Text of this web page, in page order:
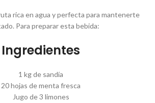
rica en agua y perfecta para mantenerte
Para preparar esta bebida:
Ingredientes
1 kg de sandía
20 hojas de menta fresca
Jugo de 3 limones